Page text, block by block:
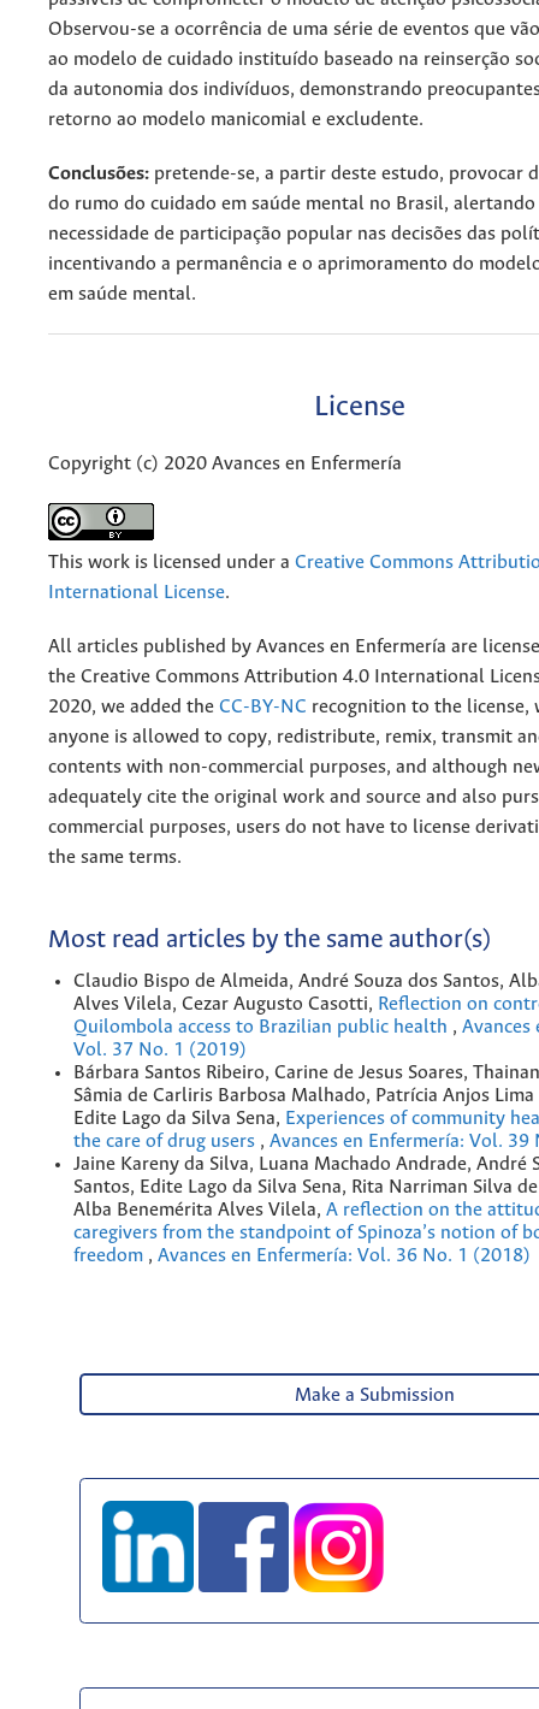
Observou-se a ocorrência de uma série de eventos que
ao modelo de cuidado instituído baseado na reinserção
da autonomia dos indivíduos, demonstrando
retorno ao modelo manicomial e excludente.
Conclusões: pretende-se, a partir deste estudo, provocar
do rumo do cuidado em saúde mental no Brasil, alertando
necessidade de participação popular nas decisões das
incentivando a permanência e o aprimoramento do
em saúde mental.
License
Copyright (c) 2020 Avances en Enfermería
This work is licensed under a Creative Commons
International License.
All articles published by Avances en Enfermería are
the Creative Commons Attribution 4.0 International
2020, we added the CC-BY-NC recognition to the license,
anyone is allowed to copy, redistribute, remix, transmit
contents with non-commercial purposes, and although
adequately cite the original work and source and also
commercial purposes, users do not have to license
the same terms.
Most read articles by the same author(s)
Claudio Bispo de Almeida, André Souza dos Santos,
Alves Vilela, Cezar Augusto Casotti, Reflection on
Quilombola access to Brazilian public health , Avances
Vol. 37 No. 1 (2019)
Bárbara Santos Ribeiro, Carine de Jesus Soares,
Sâmia de Carliris Barbosa Malhado, Patrícia Anjos
Edite Lago da Silva Sena, Experiences of community
the care of drug users , Avances en Enfermería: Vol. 39
Jaine Kareny da Silva, Luana Machado Andrade, André
Santos, Edite Lago da Silva Sena, Rita Narriman Silva
Alba Benemérita Alves Vilela, A reflection on the
caregivers from the standpoint of Spinoza’s notion of
freedom , Avances en Enfermería: Vol. 36 No. 1 (2018)
Make a Submission